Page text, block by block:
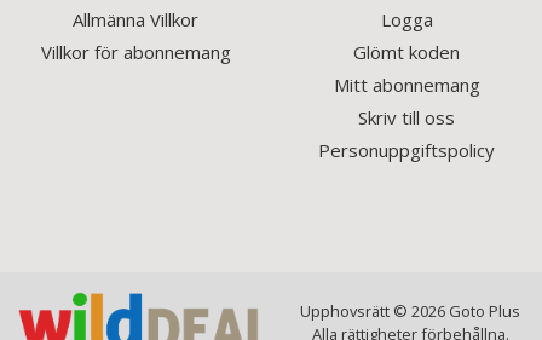
Allmänna Villkor
Villkor för abonnemang
Logga
Glömt koden
Mitt abonnemang
Skriv till oss
Personuppgiftspolicy
Upphovsrätt © 2026 Goto Plus
Alla rättigheter förbehållna.